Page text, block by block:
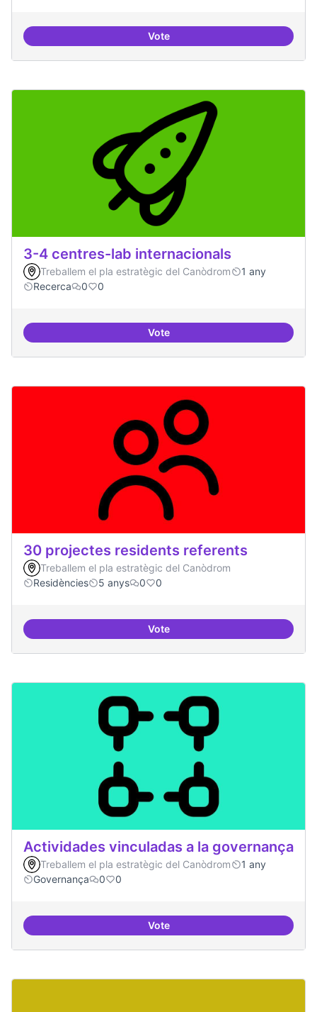
Vote20 projectes residents
3-4 centres-lab internacionals
Treballem el pla estratègic del Canòdrom
1 any
Recerca
0 0
Vote3-4 centres-lab internacionals
30 projectes residents referents
Treballem el pla estratègic del Canòdrom
Residències
5 anys 0 0
Vote30 projectes residents referents
Actividades vinculadas a la governança
Treballem el pla estratègic del Canòdrom
1 any
Governança
0 0
VoteActividades vinculadas a la